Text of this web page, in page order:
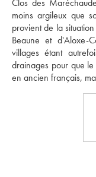
Clos des
moins argileux que
provient de la
Beaune et d'Aloxe-
villages étant
drainages pour que
en ancien français,